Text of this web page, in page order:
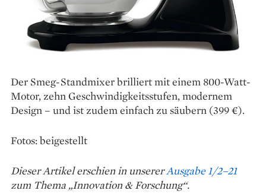
Der Smeg-Standmixer brilliert mit einem 800-Watt-
Motor, zehn Geschwindigkeitsstufen, modernem
Design – und ist zudem einfach zu säubern (399 €).
Fotos: beigestellt
Dieser Artikel erschien in unsererAusgabe 1/2–21
zum Thema „Innovation & Forschung“.